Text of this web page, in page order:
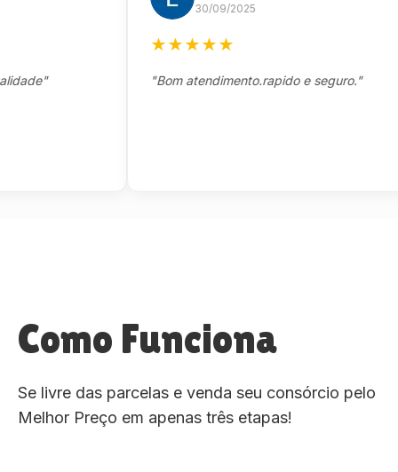
30/09/2025
★★★
"Bom atendimento.rapido e seguro."
Como Funciona
Se livre das parcelas e venda seu consórcio pelo
Melhor Preço em apenas três etapas!